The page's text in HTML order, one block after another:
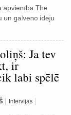
apvienība The
un galveno ideju
Ja tev
ir
labi spēlē
Intervijas